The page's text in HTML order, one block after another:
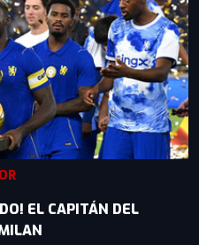
EL CAPITÁN DEL